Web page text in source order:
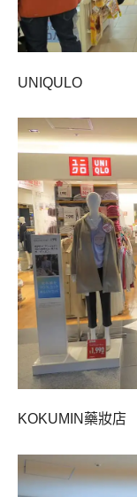
UNIQULO
KOKUMIN藥妝店